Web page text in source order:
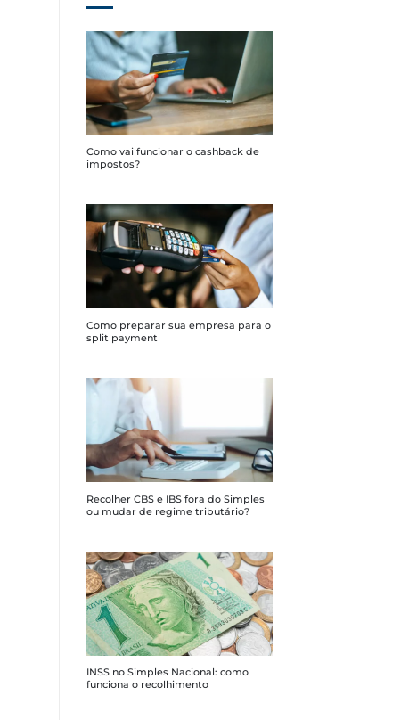
Como vai funcionar o cashback de
impostos?
Como preparar sua empresa para o
split payment
Recolher CBS e IBS fora do Simples
ou mudar de regime tributário?
INSS no Simples Nacional: como
funciona o recolhimento